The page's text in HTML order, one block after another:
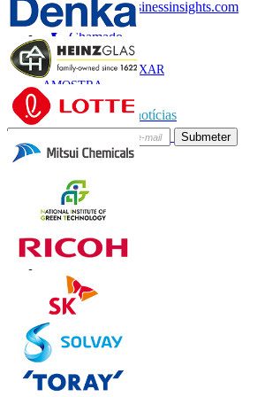
sales@fortunebusinessinsights.com
Chamado
E-mail
BAIXAR
AMOSTRA
Subscrever boletim de notícias
Submeter
Confie on-line